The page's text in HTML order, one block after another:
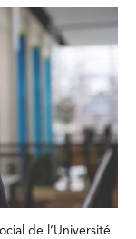
de l’Université